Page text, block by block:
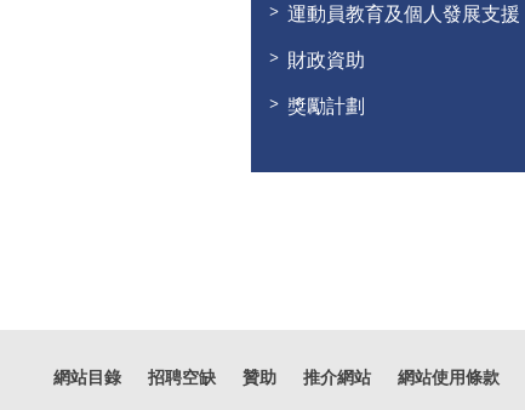
運動員教育及個人發展支援
財政資助
獎勵計劃
網站目錄 招聘空缺 贊助 推介網站 網站使用條款